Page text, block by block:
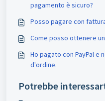
pagamento è sicuro?
Posso pagare con
Come posso ottenere
Ho pagato con PayPal e
d'ordine.
Potrebbe